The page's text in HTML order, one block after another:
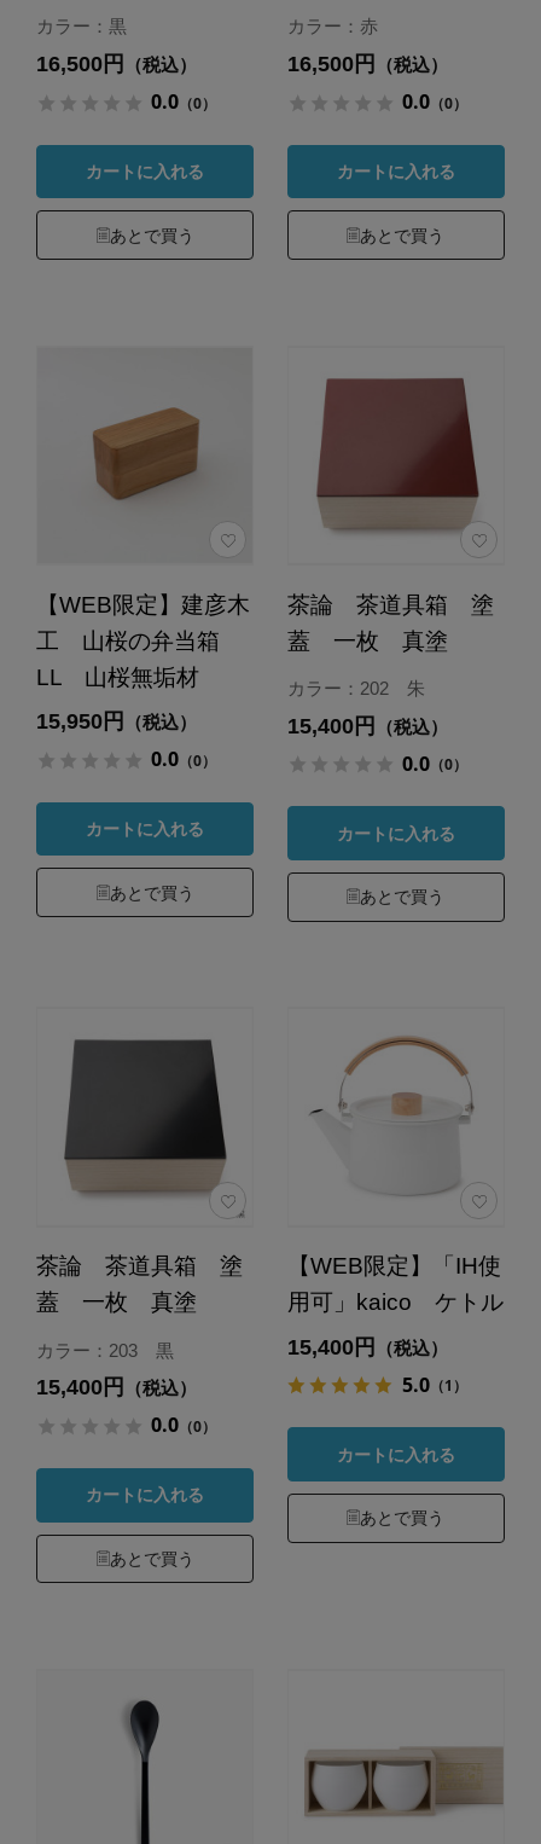
カラー：黒
16,500円 （税込）
0.0（0）
カートに入れる
あとで買う
カラー：赤
16,500円 （税込）
0.0（0）
カートに入れる
あとで買う
【WEB限定】建彦木
工 山桜の弁当箱
LL 山桜無垢材
15,950円 （税込）
0.0（0）
カートに入れる
あとで買う
茶論 茶道具箱 塗
蓋 一枚 真塗
カラー：202 朱
15,400円 （税込）
0.0（0）
カートに入れる
あとで買う
茶論 茶道具箱 塗
蓋 一枚 真塗
カラー：203 黒
15,400円 （税込）
0.0（0）
カートに入れる
あとで買う
【WEB限定】「IH使
用可」kaico ケトル
15,400円 （税込）
5.0（1）
カートに入れる
あとで買う